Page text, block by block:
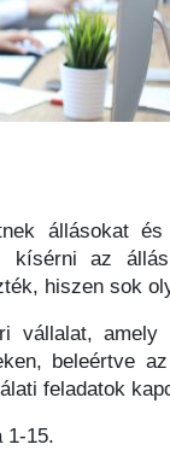
állásokat
kísérni az
hiszen sok
vállalat, amely
beleértve
feladatok
1-15.